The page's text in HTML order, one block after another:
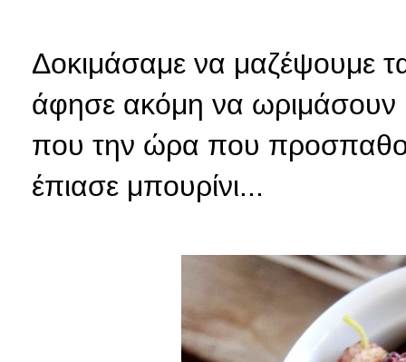
Δοκιμάσαμε να μαζέψουμε
άφησε ακόμη να ωριμάσουν
που την ώρα που
έπιασε μπουρίνι...